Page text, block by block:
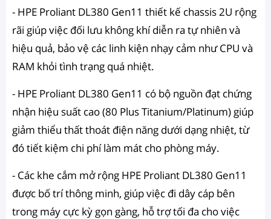
- HPE Proliant DL380 Gen11 thiết kế chassis 2U rộng
rãi giúp việc đối lưu không khí diễn ra tự nhiên và
hiệu quả, bảo vệ các linh kiện nhạy cảm như CPU và
RAM khỏi tình trạng quá nhiệt.
- HPE Proliant DL380 Gen11 có bộ nguồn đạt chứng
nhận hiệu suất cao (80 Plus Titanium/Platinum) giúp
giảm thiểu thất thoát điện năng dưới dạng nhiệt, từ
đó tiết kiệm chi phí làm mát cho phòng máy.
- Các khe cắm mở rộng HPE Proliant DL380 Gen11
được bố trí thông minh, giúp việc đi dây cáp bên
trong máy cực kỳ gọn gàng, hỗ trợ tối đa cho việc